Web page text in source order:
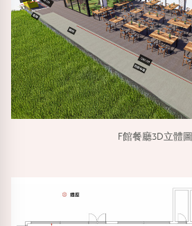
F館餐廳3D立體圖